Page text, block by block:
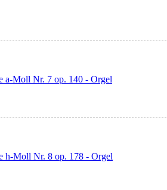
a-Moll Nr. 7 op. 140 - Orgel
h-Moll Nr. 8 op. 178 - Orgel